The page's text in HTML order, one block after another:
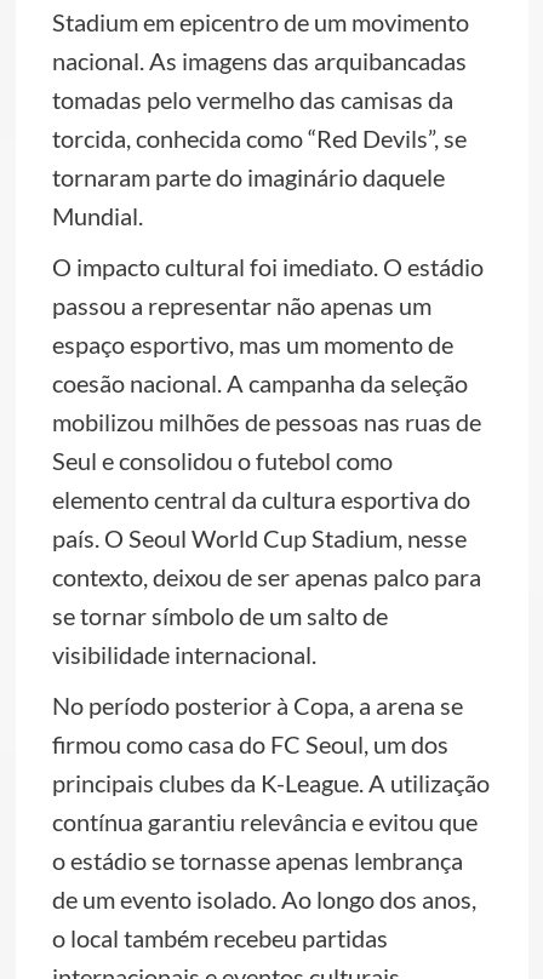
Stadium em epicentro de um movimento
nacional. As imagens das arquibancadas
tomadas pelo vermelho das camisas da
torcida, conhecida como “Red Devils”, se
tornaram parte do imaginário daquele
Mundial.
O impacto cultural foi imediato. O estádio
passou a representar não apenas um
espaço esportivo, mas um momento de
coesão nacional. A campanha da seleção
mobilizou milhões de pessoas nas ruas de
Seul e consolidou o futebol como
elemento central da cultura esportiva do
país. O Seoul World Cup Stadium, nesse
contexto, deixou de ser apenas palco para
se tornar símbolo de um salto de
visibilidade internacional.
No período posterior à Copa, a arena se
firmou como casa do FC Seoul, um dos
principais clubes da K-League. A utilização
contínua garantiu relevância e evitou que
o estádio se tornasse apenas lembrança
de um evento isolado. Ao longo dos anos,
o local também recebeu partidas